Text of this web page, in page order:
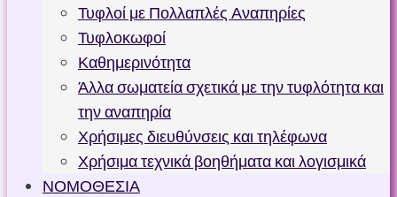
Τυφλοί με Πολλαπλές Αναπηρίες
Τυφλοκωφοί
Καθημερινότητα
Άλλα σωματεία σχετικά με την τυφλότητα και
την αναπηρία
Χρήσιμες διευθύνσεις και τηλέφωνα
Χρήσιμα τεχνικά βοηθήματα και λογισμικά
ΝΟΜΟΘΕΣΙΑ